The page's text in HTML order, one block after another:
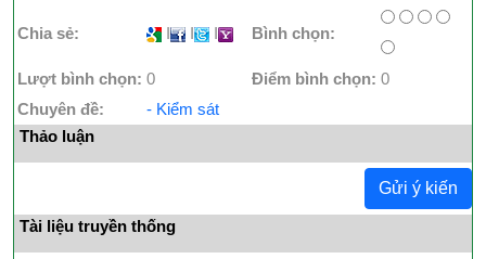
Chia sẻ: I I I Bình chọn:
Lượt bình chọn: 0 Điểm bình chọn: 0
Chuyên đề:
- Kiểm sát
Thảo luận
Gửi ý kiến
Tài liệu truyền thống